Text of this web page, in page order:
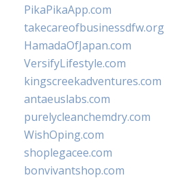
PikaPikaApp.com
takecareofbusinessdfw.org
HamadaOfJapan.com
VersifyLifestyle.com
kingscreekadventures.com
antaeuslabs.com
purelycleanchemdry.com
WishOping.com
shoplegacee.com
bonvivantshop.com